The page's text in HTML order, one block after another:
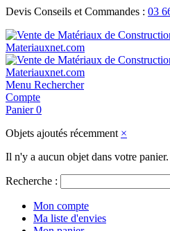
Devis Conseils et Commandes : 03
Menu Rechercher
Compte
Panier 0
Objets ajoutés récemment ×
Il n'y a aucun objet dans votre panier.
Recherche :
Mon compte
Ma liste d'envies